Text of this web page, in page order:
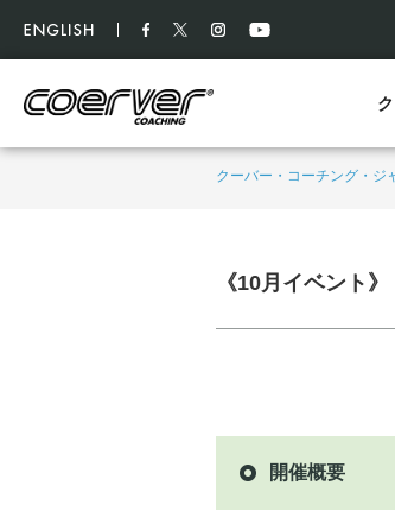
クーバー・コーチング・ジ
《10月イベント
開催概要